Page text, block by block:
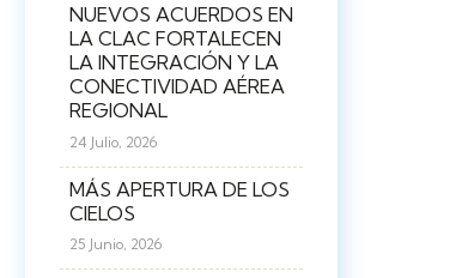
NUEVOS ACUERDOS EN
LA CLAC FORTALECEN
LA INTEGRACIÓN Y LA
CONECTIVIDAD AÉREA
REGIONAL
24 Julio, 2026
MÁS APERTURA DE LOS
CIELOS
25 Junio, 2026